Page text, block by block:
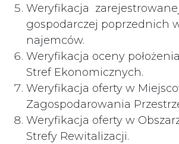
Weryfikacja
gospodarczej poprzednich
najemców.
Weryfikacja oceny
Stref Ekonomicznych.
Weryfikacja oferty w
Zagospodarowania
Weryfikacja oferty w
Strefy Rewitalizacji.